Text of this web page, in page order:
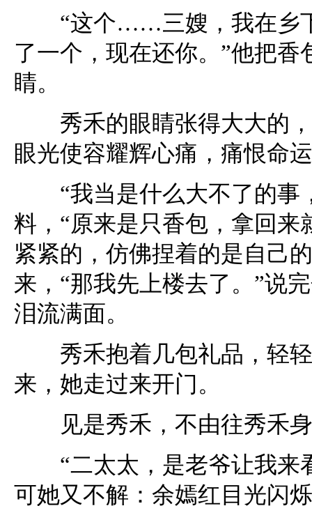
“这个……三嫂，我在乡下
了一个，现在还你。”他把
睛。
秀禾的眼睛张得大大的，
眼光使容耀辉心痛，痛恨命
“我当是什么大不了的事
料，“原来是只香包，拿回来
紧紧的，仿佛捏着的是自己
来，“那我先上楼去了。”说
泪流满面。
秀禾抱着几包礼品，轻轻
来，她走过来开门。
见是秀禾，不由往秀禾身
“二太太，是老爷让我来
可她又不解：余嫣红目光闪